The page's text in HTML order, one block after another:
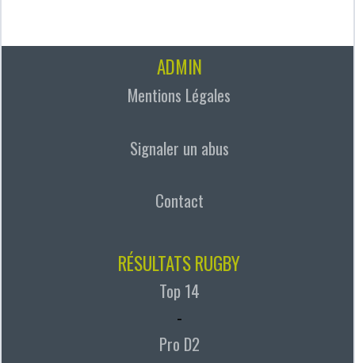
ADMIN
Mentions Légales
Signaler un abus
Contact
RÉSULTATS RUGBY
Top 14
-
Pro D2